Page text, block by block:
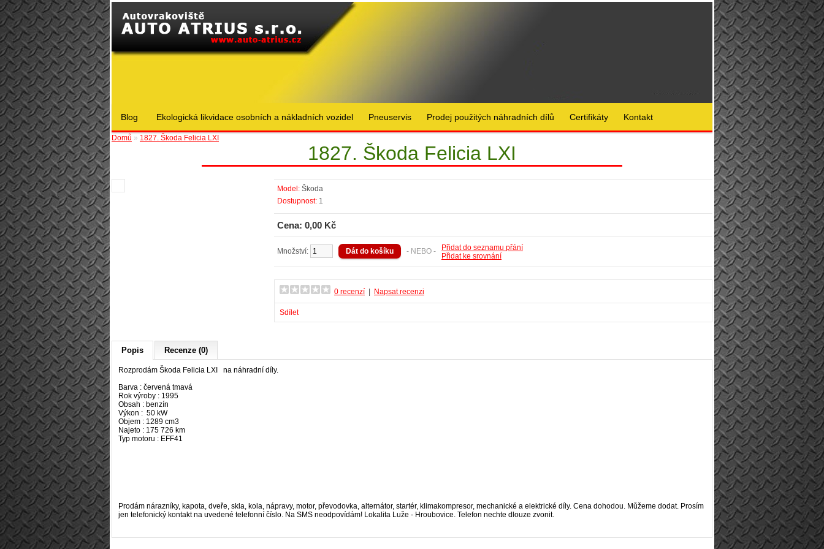
Blog Ekologická likvidace osobních a nákladních vozidel Pneuservis Prodej použitých náhradních dílů Certifikáty Kontakt
Domů » 1827. Škoda Felicia LXI
1827. Škoda Felicia LXI
Model: Škoda
Dostupnost: 1
Cena: 0,00 Kč
Množství: - NEBO -
Přidat do seznamu přání
Přidat ke srovnání
0 recenzí Napsat recenzi
Sdílet
Popis Recenze (0)
Rozprodám Škoda Felicia LXI na náhradní díly.
Barva : červená tmavá
Rok výroby : 1995
Obsah : benzín
Výkon : 50 kW
Objem : 1289 cm3
Najeto : 175 726 km
Typ motoru : EFF41
Prodám nárazníky, kapota, dveře, skla, kola, nápravy, motor, převodovka, alternátor, startér, klimakompresor, mechanické a elektrické díly. Cena dohodou. Můžeme dodat. Prosím
jen telefonický kontakt na uvedené telefonní číslo. Na SMS neodpovídám! Lokalita Luže - Hroubovice. Telefon nechte dlouze zvonit.